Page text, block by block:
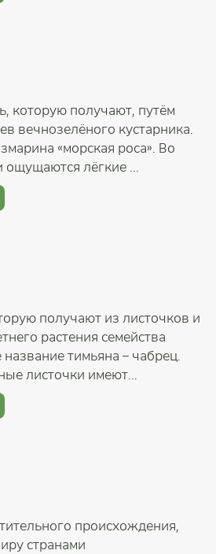
которую получают, путём
вечнозелёного кустарника.
«морская роса». Во
ощущаются лёгкие ...
получают из листочков и
растения семейства
тимьяна – чабрец.
листочки имеют...
происхождения,
странами